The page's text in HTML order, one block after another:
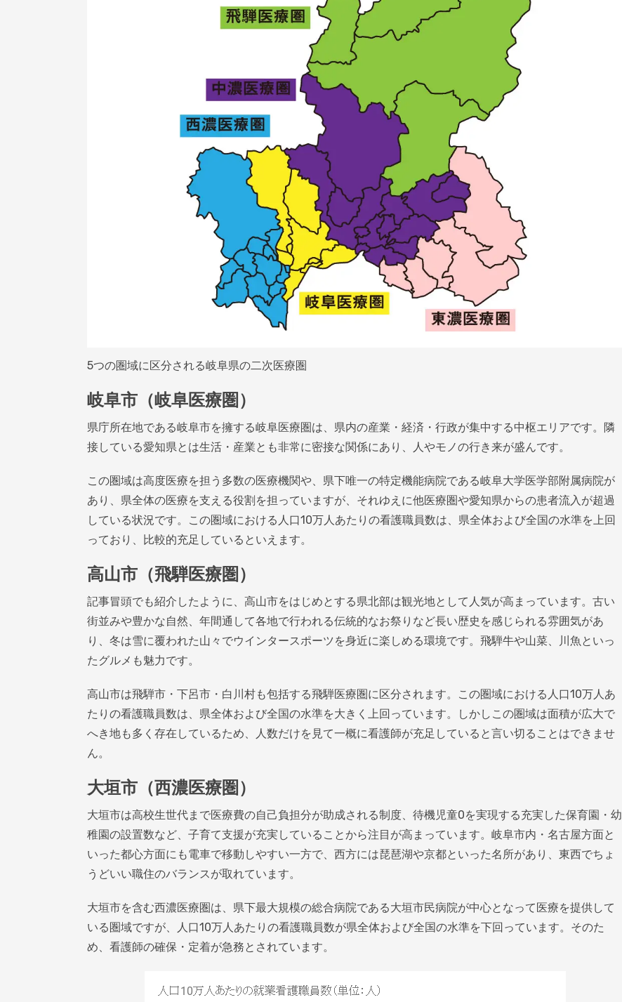
5つの圏域に区分される岐阜県の二次医療圏
岐阜市（岐阜医療圏）
県庁所在地である岐阜市を擁する岐阜医療圏は、県内の産業・経済・行政が集中する中枢エリアです。隣
接している愛知県とは生活・産業とも非常に密接な関係にあり、人やモノの行き来が盛んです。
この圏域は高度医療を担う多数の医療機関や、県下唯一の特定機能病院である岐阜大学医学部附属病院が
あり、県全体の医療を支える役割を担っていますが、それゆえに他医療圏や愛知県からの患者流入が超過
している状況です。この圏域における人口10万人あたりの看護職員数は、県全体および全国の水準を上回
っており、比較的充足しているといえます。
高山市（飛騨医療圏）
記事冒頭でも紹介したように、高山市をはじめとする県北部は観光地として人気が高まっています。古い
街並みや豊かな自然、年間通して各地で行われる伝統的なお祭りなど長い歴史を感じられる雰囲気があ
り、冬は雪に覆われた山々でウインタースポーツを身近に楽しめる環境です。飛騨牛や山菜、川魚といっ
たグルメも魅力です。
高山市は飛騨市・下呂市・白川村も包括する飛騨医療圏に区分されます。この圏域における人口10万人あ
たりの看護職員数は、県全体および全国の水準を大きく上回っています。しかしこの圏域は面積が広大で
へき地も多く存在しているため、人数だけを見て一概に看護師が充足していると言い切ることはできませ
ん。
大垣市（西濃医療圏）
大垣市は高校生世代まで医療費の自己負担分が助成される制度、待機児童0を実現する充実した保育園・幼
稚園の設置数など、子育て支援が充実していることから注目が高まっています。岐阜市内・名古屋方面と
いった都心方面にも電車で移動しやすい一方で、西方には琵琶湖や京都といった名所があり、東西でちょ
うどいい職住のバランスが取れています。
大垣市を含む西濃医療圏は、県下最大規模の総合病院である大垣市民病院が中心となって医療を提供して
いる圏域ですが、人口10万人あたりの看護職員数が県全体および全国の水準を下回っています。そのた
め、看護師の確保・定着が急務とされています。